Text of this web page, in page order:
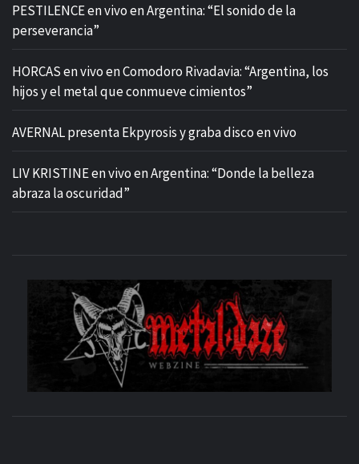
PESTILENCE en vivo en Argentina: “El sonido de la
perseverancia”
HORCAS en vivo en Comodoro Rivadavia: “Argentina, los
hijos y el metal que conmueve cimientos”
AVERNAL presenta Ekpyrosis y graba disco en vivo
LIV KRISTINE en vivo en Argentina: “Donde la belleza
abraza la oscuridad”